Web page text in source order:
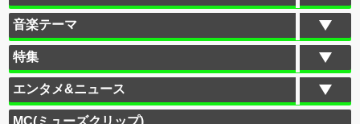
音楽テーマ
特集
エンタメ&ニュース
MC(ミューズクリップ)